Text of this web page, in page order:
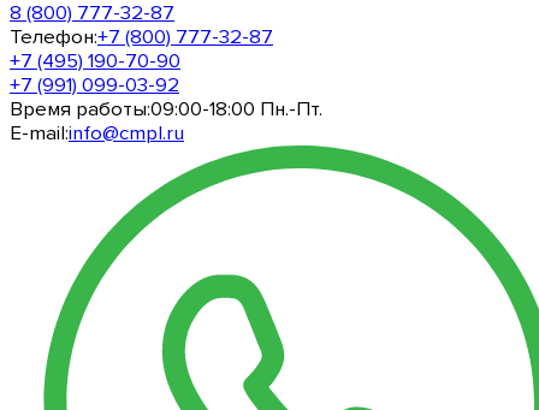
8 (800) 777-32-87
Телефон:+7 (800) 777-32-87
+7 (495) 190-70-90
+7 (991) 099-03-92
Время работы:09:00-18:00 Пн.-Пт.
E-mail:info@cmpl.ru